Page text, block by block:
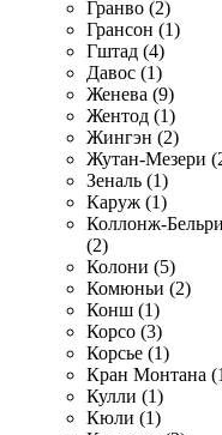
Гранво (2)
Грансон (1)
Гштад (4)
Давос (1)
Женева (9)
Жентод (1)
Жингэн (2)
Жутан-Мезери
Зеналь (1)
Каруж (1)
Коллонж-
(2)
Колони (5)
Комюньи (2)
Конш (1)
Корсо (3)
Корсье (1)
Кран Монтана
Кулли (1)
Кюли (1)